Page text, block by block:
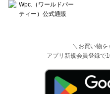
＼お買い物を
アプリ新規会員登録で